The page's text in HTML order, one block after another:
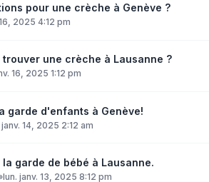
pour une crèche à Genève ?
2025 4:12 pm
une crèche à Lausanne ?
16, 2025 1:12 pm
garde d'enfants à Genève!
14, 2025 2:12 am
garde de bébé à Lausanne.
lun. janv. 13, 2025 8:12 pm